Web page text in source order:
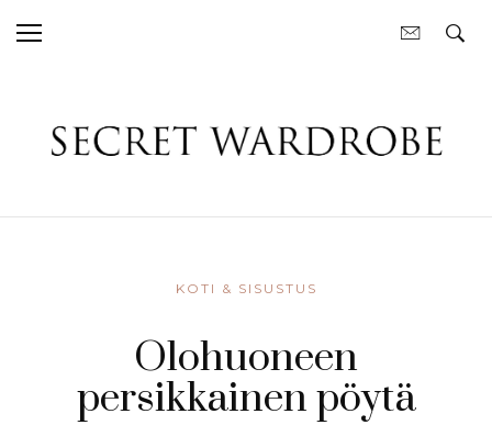
KOTI & SISUSTUS
Olohuoneen
persikkainen pöytä